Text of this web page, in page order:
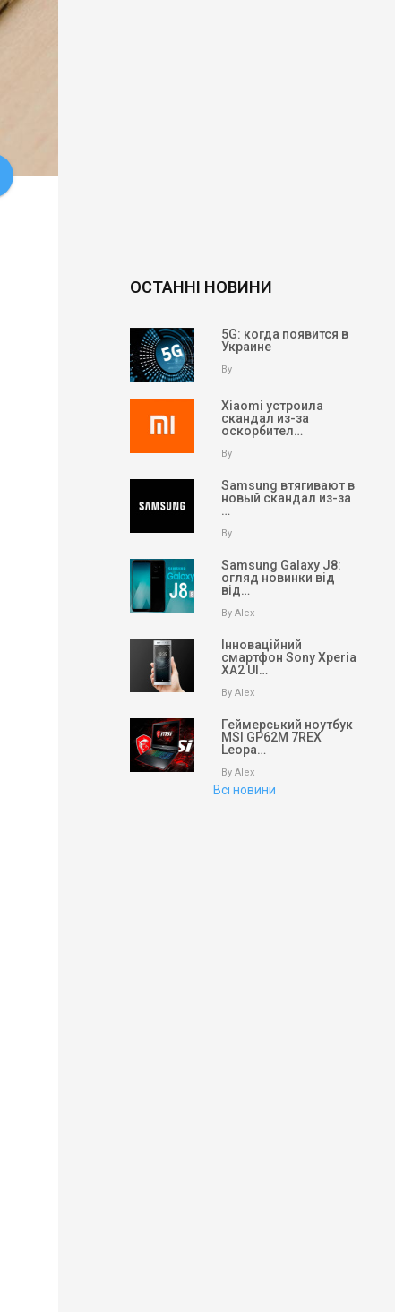
ОСТАННІ НОВИНИ
5G: когда появится в
Украине
By
Xiaomi устроила
скандал из-за
оскорбител…
By
Samsung втягивают в
новый скандал из-за
…
By
Samsung Galaxy J8:
огляд новинки від
від…
By Alex
Інноваційний
смартфон Sony Xperia
XA2 Ul…
By Alex
Геймерський ноутбук
MSI GP62M 7REX
Leopa…
By Alex
Всі новини